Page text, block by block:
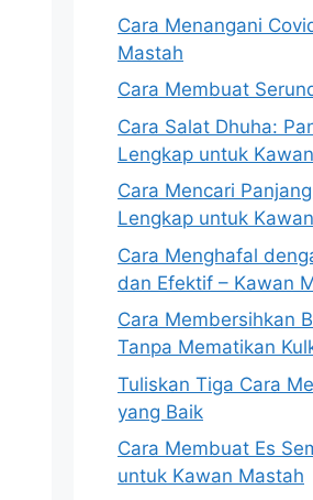
Cara Menangani
Mastah
Cara Membuat
Cara Salat Dhuha:
Lengkap untuk
Cara Mencari
Lengkap untuk
Cara Menghafal
dan Efektif – Kawan
Cara Membersihkan
Tanpa Mematikan
Tuliskan Tiga Cara
yang Baik
Cara Membuat Es
untuk Kawan Mastah